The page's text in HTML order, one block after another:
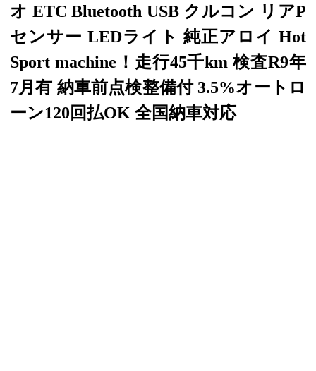
オ ETC Bluetooth USB クルコン リアP
センサー LEDライト 純正アロイ Hot
Sport machine！走行45千km 検査R9年
7月有 納車前点検整備付 3.5%オートロ
ーン120回払OK 全国納車対応